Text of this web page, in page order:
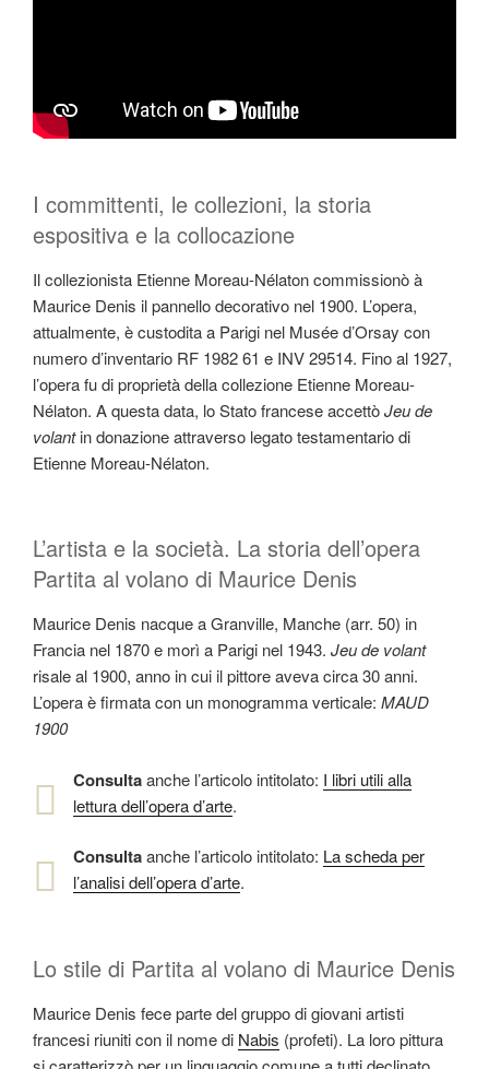
I committenti, le collezioni, la storia
espositiva e la collocazione
Il collezionista Etienne Moreau-Nélaton commissionò à
Maurice Denis il pannello decorativo nel 1900. L’opera,
attualmente, è custodita a Parigi nel Musée d’Orsay con
numero d’inventario RF 1982 61 e INV 29514. Fino al 1927,
l’opera fu di proprietà della collezione Etienne Moreau-
Nélaton. A questa data, lo Stato francese accettòJeu de
volantin donazione attraverso legato testamentario di
Etienne Moreau-Nélaton.
L’artista e la società. La storia dell’opera
Partita al volano di Maurice Denis
Maurice Denis nacque a Granville, Manche (arr. 50) in
Francia nel 1870 e morì a Parigi nel 1943. Jeu de volant
risale al 1900, anno in cui il pittore aveva circa 30 anni.
L’opera è firmata con un monogramma verticale: MAUD
1900
Consultaanche l’articolo intitolato: I libri utili alla
lettura dell’opera d’arte.
Consultaanche l’articolo intitolato: La scheda per
l’analisi dell’opera d’arte.
Lo stile di Partita al volano di Maurice Denis
Maurice Denis fece parte del gruppo di giovani artisti
francesi riuniti con il nome di Nabis (profeti). La loro pittura